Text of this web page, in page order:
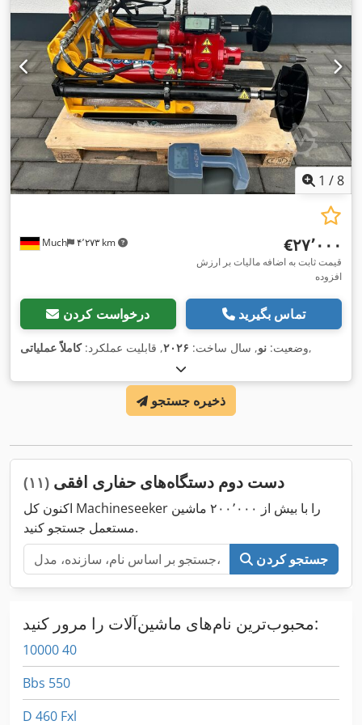
1 /8
Much ۴٬۲۷۳ km ‎€۲۷٬۰۰۰
قیمت ثابت به اضافه مالیات بر ارزش
افزوده
درخواست کردن تماس بگیرید
وضعیت: نو, سال ساخت: ۲۰۲۶, قابلیت عملکرد:کاملاً عملیاتی ,
ذخیره جستجو
دست دوم دستگاه‌های حفاری افقی (۱۱)
اکنون کل Machineseeker را با بیش از ۲۰۰٬۰۰۰ ماشین
مستعمل جستجو کنید.
جستجو کردن
محبوب‌ترین نام‌های ماشین‌آلات را مرور کنید:
10000 40
Bbs 550
D 460 Fxl